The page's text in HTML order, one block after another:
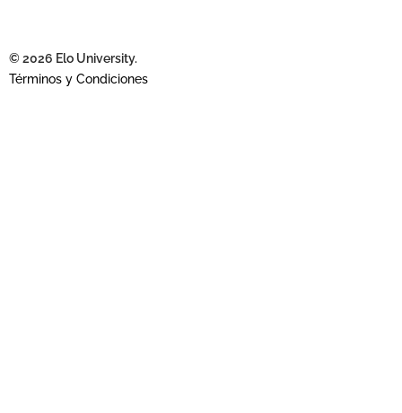
© 2026 Elo University.
Términos y Condiciones